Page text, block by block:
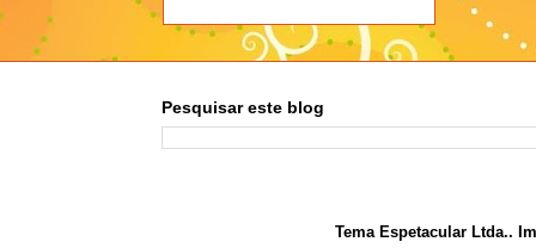
Pesquisar este blog
Tema Espetacular Ltda..